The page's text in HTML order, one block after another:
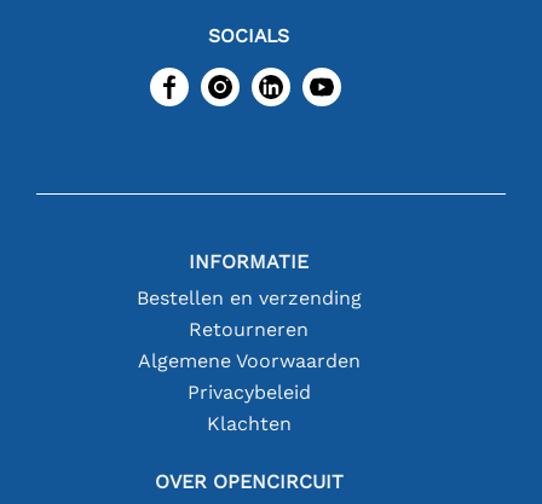
SOCIALS
INFORMATIE
Bestellen en verzending
Retourneren
Algemene Voorwaarden
Privacybeleid
Klachten
OVER OPENCIRCUIT